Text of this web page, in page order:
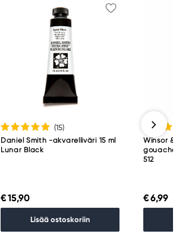
(15)
Daniel Smith -akvarelliväri 15 ml
Lunar Black
€ 15,90
Lisää ostoskoriin
Winsor &
gouache 14
512
€ 6,99